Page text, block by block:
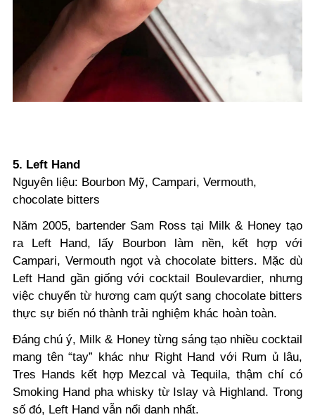
5. Left Hand
Nguyên liệu: Bourbon Mỹ, Campari, Vermouth,
chocolate bitters
Năm 2005, bartender Sam Ross tại Milk & Honey tạo
ra Left Hand, lấy Bourbon làm nền, kết hợp với
Campari, Vermouth ngọt và chocolate bitters. Mặc dù
Left Hand gần giống với cocktail Boulevardier, nhưng
việc chuyển từ hương cam quýt sang chocolate bitters
thực sự biến nó thành trải nghiệm khác hoàn toàn.
Đáng chú ý, Milk & Honey từng sáng tạo nhiều cocktail
mang tên “tay” khác như Right Hand với Rum ủ lâu,
Tres Hands kết hợp Mezcal và Tequila, thậm chí có
Smoking Hand pha whisky từ Islay và Highland. Trong
số đó, Left Hand vẫn nổi danh nhất.